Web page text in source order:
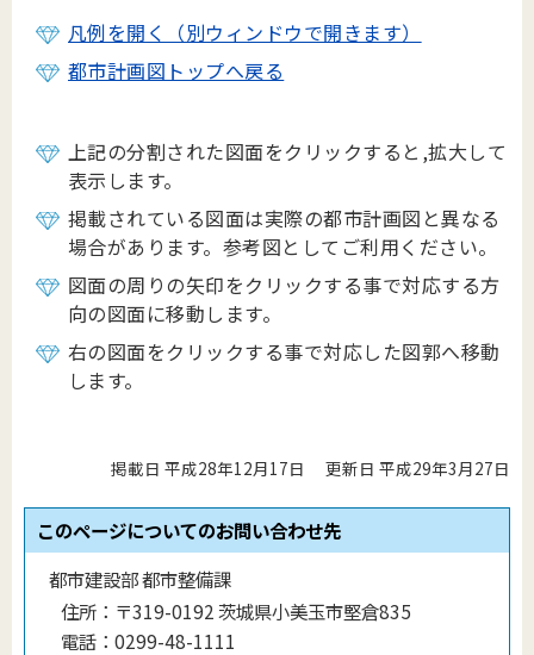
凡例を開く（別ウィンドウで開きます）
都市計画図トップへ戻る
上記の分割された図面をクリックすると,拡大して
表示します。
掲載されている図面は実際の都市計画図と異なる
場合があります。参考図としてご利用ください。
図面の周りの矢印をクリックする事で対応する方
向の図面に移動します。
右の図面をクリックする事で対応した図郭へ移動
します。
掲載日 平成28年12月17日 更新日 平成29年3月27日
このページについてのお問い合わせ先
都市建設部 都市整備課
住所： 〒319-0192 茨城県小美玉市堅倉835
電話： 0299-48-1111